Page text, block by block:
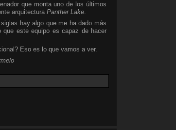
que monta uno de los últimos
arquitectura Panther Lake.
hay algo que me ha dado más
este equipo es capaz de hacer
Eso es lo que vamos a ver.